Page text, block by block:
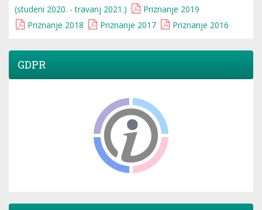
(studeni 2020. - travanj 2021.)
Priznanje 2019
Priznanje 2018
Priznanje 2017 Priznanje 2016
GDPR